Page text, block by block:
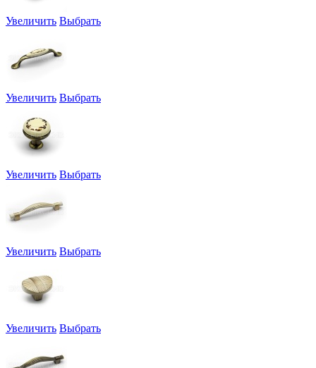
Увеличить Выбрать
Увеличить Выбрать
Увеличить Выбрать
Увеличить Выбрать
Увеличить Выбрать